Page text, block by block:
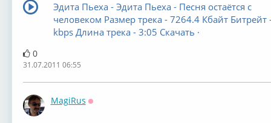
Эдита Пьеха - Эдита Пьеха - Песня остаётся с
человеком Размер трека - 7264.4 Кбайт Битрейт
kbps Длина трека - 3:05 Скачать ·
0
31.07.2011 06:55
MagiRus